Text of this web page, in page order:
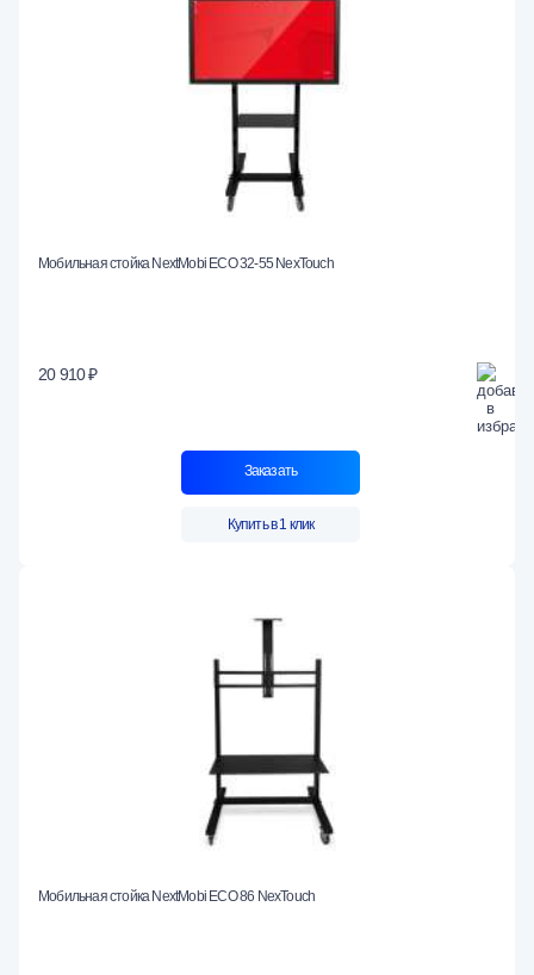
Мобильная стойка NextMobi ECO 32-55 NexTouch
20 910 ₽
Заказать
Купить в 1 клик
Мобильная стойка NextMobi ECO 86 NexTouch